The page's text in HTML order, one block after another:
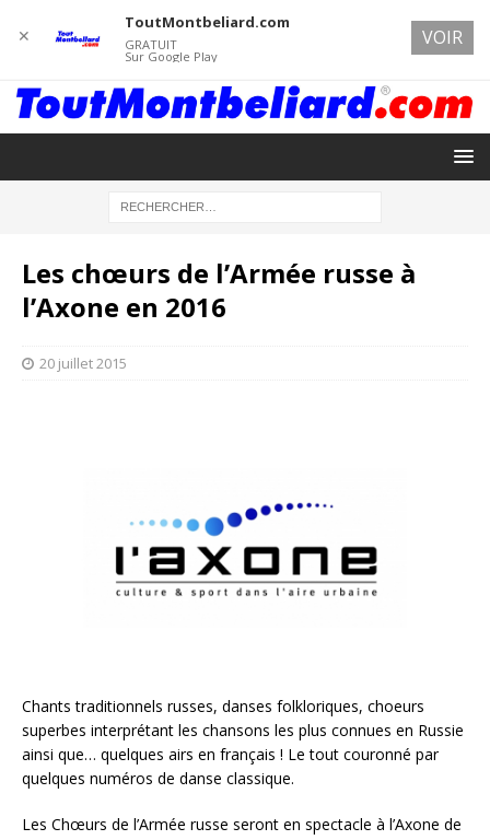
Les chœurs de l’Armée russe à
l’Axone en 2016
20 juillet 2015
Chants traditionnels russes, danses folkloriques, choeurs
superbes interprétant les chansons les plus connues en Russie
ainsi que… quelques airs en français ! Le tout couronné par
quelques numéros de danse classique.
Les Chœurs de l’Armée russe seront en spectacle à l’Axone de
✕
ToutMontbeliard.com
GRATUIT
Sur Google Play
VOIR